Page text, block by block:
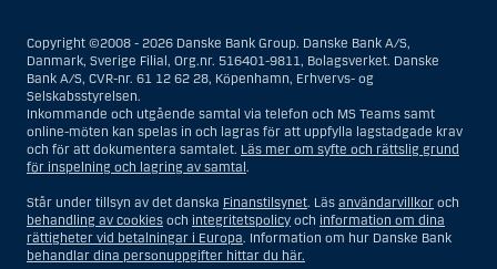
agenturer som tillhör en person med hemvist i USA som bedriver
verksamhet av berättigade affärsskäl och anlitas och regleras som ett
försäkringsbolag eller bank, eller en filial till en utländsk enhet som är
belägen i USA, eller en stiftelse vars förvaltare är en US Person, om inte
en s.k. non-US Person, dvs. en person som saknar hemvist i USA, har
eller delar rätten till investeringsbeslut, eller ett dödsbo för vilket en
person med hemvist i USA är dödsboförvaltare eller boutredningsman,
om inte dödsboet styrs av utländsk lag och en non-US Person har eller
diskretionär förvaltning och som innehas till förmån för en person med
hemvist i USA eller ett konto kopplat till diskretionär förvaltning och som
innehas av en amerikansk mäklare eller förvaltare, om inte detta
innehas till förmån för en person utan hemvist i USA, eller enheter som
Copyright ©2008 - 2026 Danske Bank Group. Danske Bank A/S,
Danmark, Sverige Filial, Org.nr. 516401-9811, Bolagsverket. Danske
Bank A/S, CVR-nr. 61 12 62 28, Köpenhamn, Erhvervs- og
Selskabsstyrelsen.
Inkommande och utgående samtal via telefon och MS Teams samt
online-möten kan spelas in och lagras för att uppfylla lagstadgade krav
och för att dokumentera samtalet. Läs mer om syfte och rättslig grund
för inspelning och lagring av samtal.
Står under tillsyn av det danska Finanstilsynet. Läs användarvillkor och
behandling av cookies och integritetspolicy och information om dina
rättigheter vid betalningar i Europa. Information om hur Danske Bank
behandlar dina personuppgifter hittar du här.